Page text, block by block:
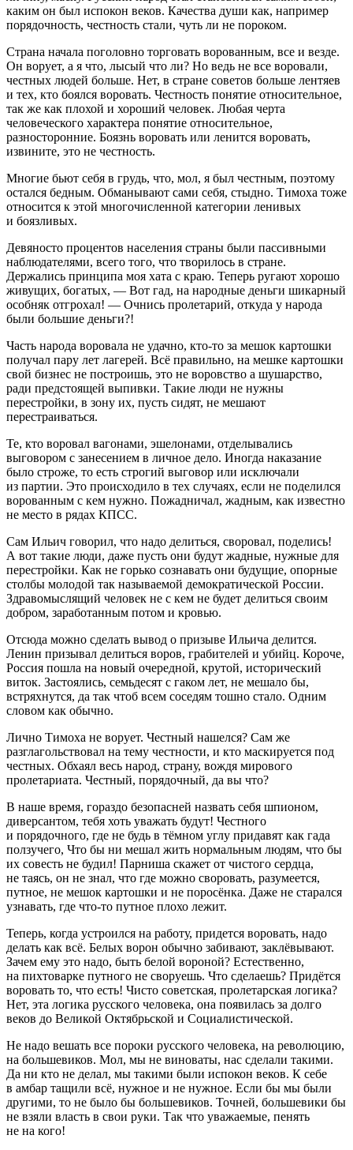
каким он был испокон веков. Качества души как, например
порядочность, честность стали, чуть ли не пороком.
Страна начала поголовно торговать ворованным, все и везде.
Он ворует, а я что, лысый что ли? Но ведь не все воровали,
честных людей больше. Нет, в стране советов больше лентяев
и тех, кто боялся воровать. Честность понятие относительное,
так же как плохой и хороший человек. Любая черта
человеческого характера понятие относительное,
разносторонние. Боязнь воровать или ленится воровать,
извините, это не честность.
Многие бьют себя в грудь, что, мол, я был честным, поэтому
остался бедным. Обманывают сами себя, стыдно. Тимоха тоже
относится к этой многочисленной категории ленивых
и боязливых.
Девяносто процентов населения страны были пассивными
наблюдателями, всего того, что творилось в стране.
Держались принципа моя хата с краю. Теперь ругают хорошо
живущих, богатых, — Вот гад, на народные деньги шикарный
особняк отгрохал! — Очнись пролетарий, откуда у народа
были большие деньги?!
Часть народа воровала не удачно, кто-то за мешок картошки
получал пару лет лагерей. Всё правильно, на мешке картошки
свой бизнес не построишь, это не воровство а шушарство,
ради предстоящей выпивки. Такие люди не нужны
перестройки, в зону их, пусть сидят, не мешают
перестраиваться.
Те, кто воровал вагонами, эшелонами, отделывались
выговором с занесением в личное дело. Иногда наказание
было строже, то есть строгий выговор или исключали
из партии. Это происходило в тех случаях, если не поделился
ворованным с кем нужно. Пожадничал, жадным, как известно
не место в рядах КПСС.
Сам Ильич говорил, что надо делиться, своровал, поделись!
А вот такие люди, даже пусть они будут жадные, нужные для
перестройки. Как не горько сознавать они будущие, опорные
столбы молодой так называемой демократической России.
Здравомыслящий человек не с кем не будет делиться своим
добром, заработанным потом и кровью.
Отсюда можно сделать вывод о призыве Ильича делится.
Ленин призывал делиться воров, грабителей и убийц. Короче,
Россия пошла на новый очередной, крутой, исторический
виток. Застоялись, семьдесят с гаком лет, не мешало бы,
встряхнутся, да так чтоб всем соседям тошно стало. Одним
словом как обычно.
Лично Тимоха не ворует. Честный нашелся? Сам же
разглагольствовал на тему честности, и кто маскируется под
честных. Обхаял весь народ, страну, вождя мирового
пролетариата. Честный, порядочный, да вы что?
В наше время, гораздо безопасней назвать себя шпионом,
диверсантом, тебя хоть уважать будут! Честного
и порядочного, где не будь в тёмном углу придавят как гада
ползучего, Что бы ни мешал жить нормальным людям, что бы
их совесть не будил! Парниша скажет от чистого сердца,
не таясь, он не знал, что где можно своровать, разумеется,
путное, не мешок картошки и не поросёнка. Даже не старался
узнавать, где что-то путное плохо лежит.
Теперь, когда устроился на работу, придется воровать, надо
делать как всё. Белых ворон обычно забивают, заклёвывают.
Зачем ему это надо, быть белой вороной? Естественно,
на пихтоварке путного не своруешь. Что сделаешь? Придётся
воровать то, что есть! Чисто советская, пролетарская логика?
Нет, эта логика русского человека, она появилась за долго
веков до Великой Октябрьской и Социалистической.
Не надо вешать все пороки русского человека, на революцию,
на большевиков. Мол, мы не виноваты, нас сделали такими.
Да ни кто не делал, мы такими были испокон веков. К себе
в амбар тащили всё, нужное и не нужное. Если бы мы были
другими, то не было бы большевиков. Точней, большевики бы
не взяли власть в свои руки. Так что уважаемые, пенять
не на кого!